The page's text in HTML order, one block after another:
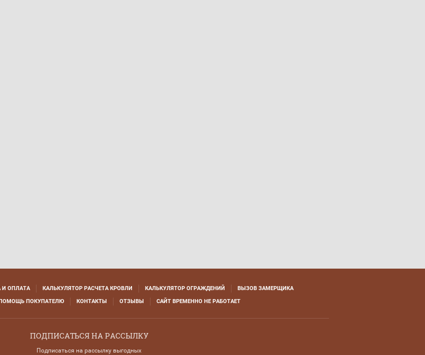
И ОПЛАТА КАЛЬКУЛЯТОР РАСЧЕТА КРОВЛИ КАЛЬКУЛЯТОР ОГРАЖДЕНИЙ
ВЫЗОВ ЗАМЕРЩИКА
ПОМОЩЬ ПОКУПАТЕЛЮ КОНТАКТЫ ОТЗЫВЫ САЙТ ВРЕМЕННО НЕ РАБОТАЕТ
ПОДПИСАТЬСЯ НА РАССЫЛКУ
Подписаться на рассылку выгодных